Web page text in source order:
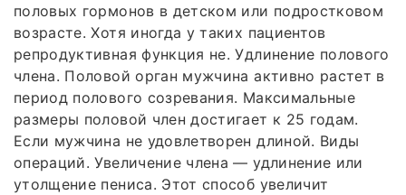
половых гормонов в детском или подростковом
возрасте. Хотя иногда у таких пациентов
репродуктивная функция не. Удлинение полового
члена. Половой орган мужчина активно растет в
период полового созревания. Максимальные
размеры половой член достигает к 25 годам.
Если мужчина не удовлетворен длиной. Виды
операций. Увеличение члена — удлинение или
утолщение пениса. Этот способ увеличит